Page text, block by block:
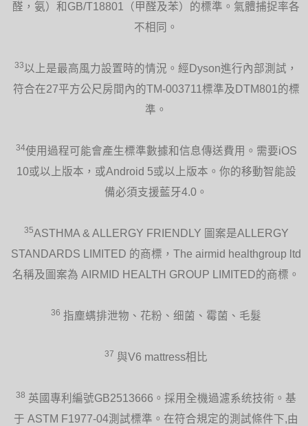
醛，氨）和GB/T18801（甲醛及苯）的標準。氣體捕捉率各
不相同。
33以上是最高風力設置時的情況。經Dyson進行內部測試，
符合在27平方公尺房間內的TM-003711標準及DTM801的標
準。
34使用過程可能會產生標準數據和信息傳送費用。需要iOS
10或以上版本，或Android 5或以上版本。你的移動智能設
備必須支援藍牙4.0。
35ASTHMA & ALLERGY FRIENDLY 圖案是ALLERGY
STANDARDS LIMITED 的商標，The airmid healthgroup ltd
名稱及圖案為 AIRMID HEALTH GROUP LIMITED的商標。
36 指塵螨排泄物、花粉、细菌、霉菌、毛髮
37 與V6 mattress相比
38 英國專利編號GB2513666。採用全機過濾系统技術。基
于 ASTM F1977-04測試標準。在符合規定的測試條件下,由